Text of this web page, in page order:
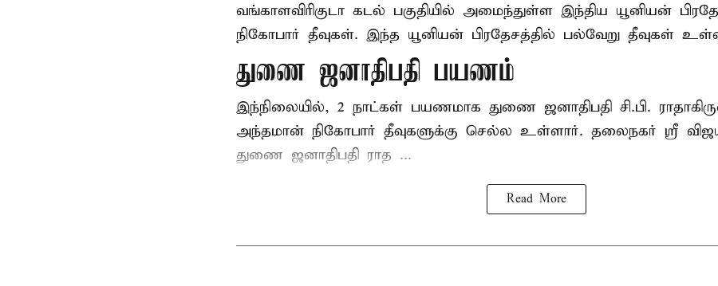
வங்காளவிரிகுடா கடல் பகுதியில் அமைந்துள்ள இந்திய யூனியன்
நிகோபார் தீவுகள். இந்த யூனியன் பிரதேசத்தில் பல்வேறு தீவுகள்
துணை ஜனாதிபதி பயணம்
இந்நிலையில், 2 நாட்கள் பயணமாக துணை ஜனாதிபதி சி.பி.
அந்தமான் நிகோபார் தீவுகளுக்கு செல்ல உள்ளார். தலைநகர் ஸ்ரீ
துணை ஜனாதிபதி ராத ...
Read More